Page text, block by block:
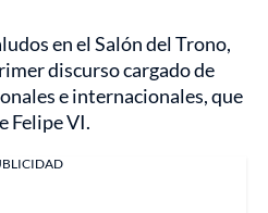
en el Salón del Trono,
discurso cargado de
e internacionales, que
Felipe VI.